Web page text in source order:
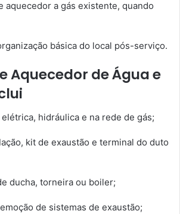
aquecedor a gás existente, quando
básica do local pós-serviço.
Aquecedor de Água e
elétrica, hidráulica e na rede de gás;
kit de exaustão e terminal do duto
ducha, torneira ou boiler;
de sistemas de exaustão;